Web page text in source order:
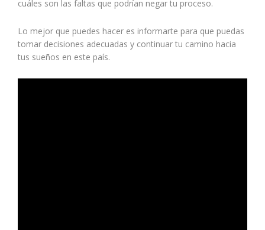
cuáles son las faltas que podrían negar tu proceso.
Lo mejor que puedes hacer es informarte para que puedas
tomar decisiones adecuadas y continuar tu camino hacia
tus sueños en este país.